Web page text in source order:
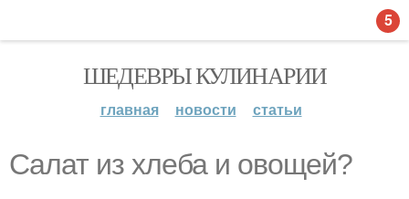
ШЕДЕВРЫ КУЛИНАРИИ
главная новости статьи
Салат из хлеба и овощей?
5